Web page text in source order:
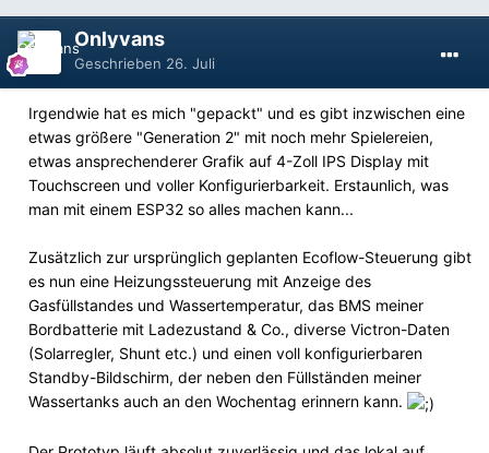
Onlyvans
Geschrieben 26. Juli
Irgendwie hat es mich "gepackt" und es gibt inzwischen eine
etwas größere "Generation 2" mit noch mehr Spielereien,
etwas ansprechenderer Grafik auf 4-Zoll IPS Display mit
Touchscreen und voller Konfigurierbarkeit. Erstaunlich, was
man mit einem ESP32 so alles machen kann...
Zusätzlich zur ursprünglich geplanten Ecoflow-Steuerung gibt
es nun eine Heizungssteuerung mit Anzeige des
Gasfüllstandes und Wassertemperatur, das BMS meiner
Bordbatterie mit Ladezustand & Co., diverse Victron-Daten
(Solarregler, Shunt etc.) und einen voll konfigurierbaren
Standby-Bildschirm, der neben den Füllständen meiner
Wassertanks auch an den Wochentag erinnern kann.